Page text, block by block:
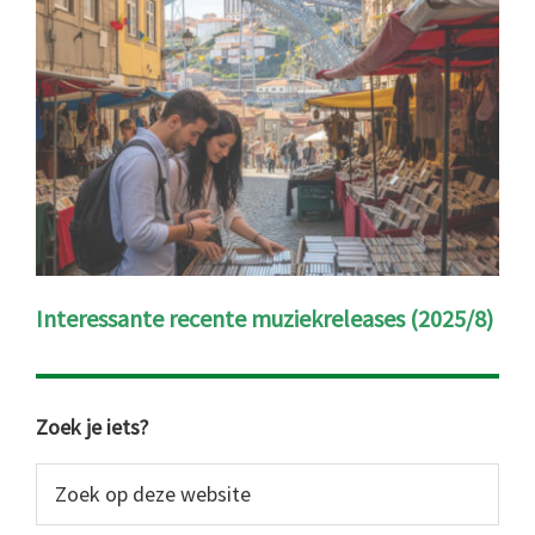
Interessante recente muziekreleases (2025/8)
Primaire
Sidebar
Zoek je iets?
op